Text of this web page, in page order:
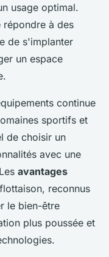
usage optimal.
répondre à des
de s'implanter
un espace
continue
sportifs et
de choisir un
avec une
avantages
reconnus
le bien-être
plus poussée et